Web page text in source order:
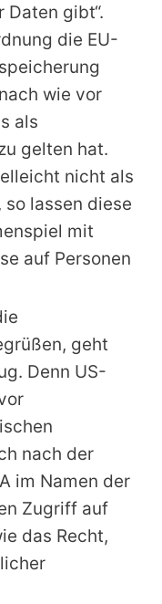
Daten gibt“.
die EU-
wie vor
als
gelten hat.
nicht als
lassen diese
mit
auf Personen
geht
Denn US-
nach der
im Namen der
Zugriff auf
das Recht,